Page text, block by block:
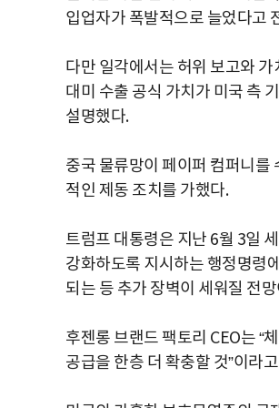
입업자가 폭발적으로 늘었다고
다만 일각에서는 허위 보고와
대미 수출 공식 가치가 미국 측
설명했다.
중국 물류망이 페이퍼 컴퍼니를
적인 제동 조치를 가했다.
트럼프 대통령은 지난 6월 3일
강화하도록 지시하는 행정명령
되는 등 추가 장벽이 세워질 전
후젠롱 브랜드 팩토리 CEO는 “
공급을 한층 더 확충할 것”이라